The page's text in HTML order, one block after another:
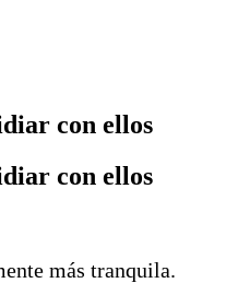
con ellos
con ellos
más tranquila.